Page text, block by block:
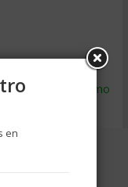
Aprende cómo
en